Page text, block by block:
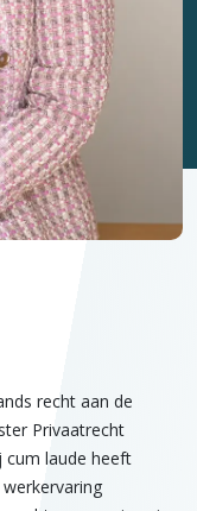
recht aan de
Privaatrecht
cum laude heeft